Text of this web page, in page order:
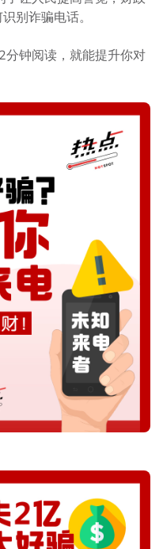
别诈骗电话。
分钟阅读，就能提升你对